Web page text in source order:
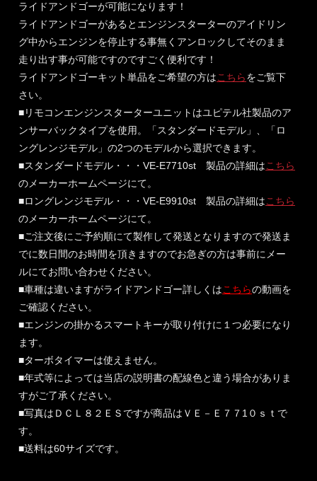
ライドアンドゴーが可能になります！
ライドアンドゴーがあるとエンジンスターターのアイドリン
グ中からエンジンを停止する事無くアンロックしてそのまま
走り出す事が可能ですのですごく便利です！
ライドアンドゴーキット単品をご希望の方はこちらをご覧下
さい。
■リモコンエンジンスターターユニットはユピテル社製品のア
ンサーバックタイプを使用。「スタンダードモデル」、「ロ
ングレンジモデル」の2つのモデルから選択できます。
■スタンダードモデル・・・VE-E7710st 製品の詳細はこちら
のメーカーホームページにて。
■ロングレンジモデル・・・VE-E9910st 製品の詳細はこちら
のメーカーホームページにて。
■ご注文後にご予約順にて製作して発送となりますので発送ま
でに数日間のお時間を頂きますのでお急ぎの方は事前にメー
ルにてお問い合わせください。
■車種は違いますがライドアンドゴー詳しくはこちらの動画を
ご確認ください。
■エンジンの掛かるスマートキーが取り付けに１つ必要になり
ます。
■ターボタイマーは使えません。
■年式等によっては当店の説明書の配線色と違う場合がありま
すがご了承ください。
■写真はＤＣＬ８２ＥＳですが商品はＶＥ－Ｅ７７1０ｓｔで
す。
■送料は60サイズです。